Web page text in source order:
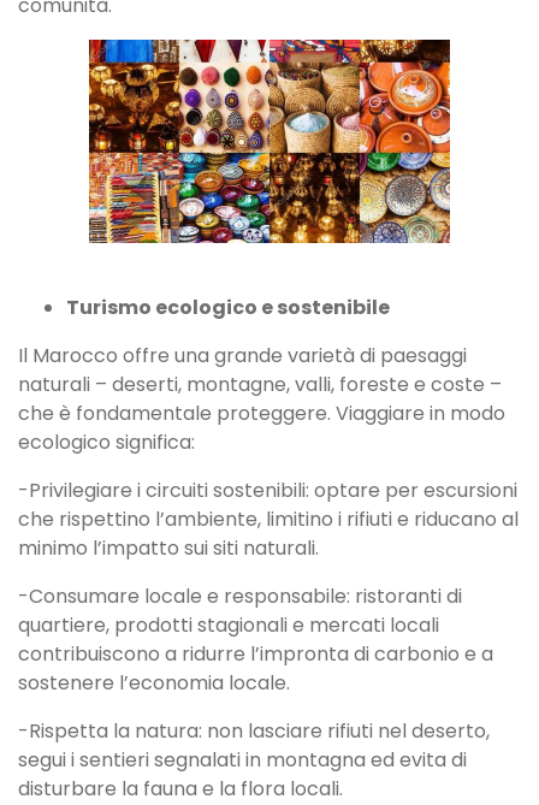
comunità.
Turismo ecologico e sostenibile
Il Marocco offre una grande varietà di paesaggi
naturali – deserti, montagne, valli, foreste e coste –
che è fondamentale proteggere. Viaggiare in modo
ecologico significa:
-Privilegiare i circuiti sostenibili: optare per escursioni
che rispettino l’ambiente, limitino i rifiuti e riducano al
minimo l’impatto sui siti naturali.
-Consumare locale e responsabile: ristoranti di
quartiere, prodotti stagionali e mercati locali
contribuiscono a ridurre l’impronta di carbonio e a
sostenere l’economia locale.
-Rispetta la natura: non lasciare rifiuti nel deserto,
segui i sentieri segnalati in montagna ed evita di
disturbare la fauna e la flora locali.